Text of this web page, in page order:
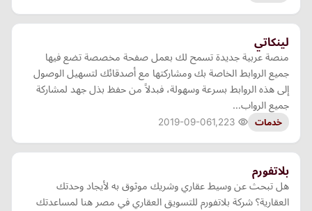
لينكاتي
منصة عربية جديدة تسمح لك بعمل صفحة مخصصة تضع فيها
جميع الروابط الخاصة بك ومشاركتها مع أصدقائك لتسهيل الوصول
إلى هذه الروابط بسرعة وسهولة، فبدلاً من حفظ بذل جهد لمشاركة
جميع الرواب…
خدمات 2019-09-06
بلاتفورم
هل تبحث عن وسيط عقاري وشريك موثوق به لأيجاد وحدتك
العقارية؟ شركة بلاتفورم للتسويق العقاري في مصر هنا لمساعدتك